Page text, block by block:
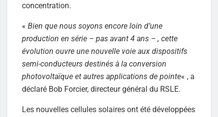
concentration.
« Bien que nous soyons encore loin d’une
production en série – pas avant 4 ans – , cette
évolution ouvre une nouvelle voie aux dispositifs
semi-conducteurs destinés à la conversion
photovoltaïque et autres applications de pointe« , a
déclaré Bob Forcier, directeur général du RSLE.
Les nouvelles cellules solaires ont été développées